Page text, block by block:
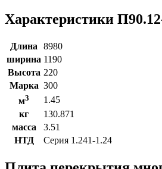
Характеристики
Длина
8980
ширина 1190
Высота 220
Марка 300
м3
1.45
кг
130.871
масса
3.51
НТД
Серия 1.241-1.24